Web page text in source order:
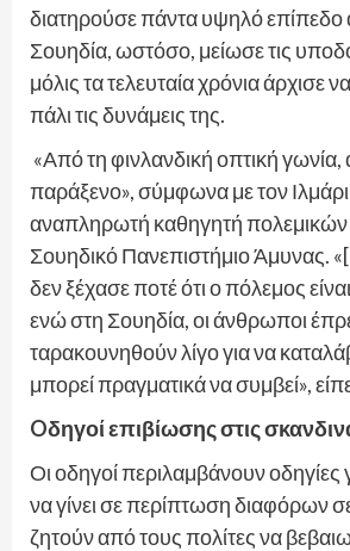
διατηρούσε πάντα υψηλό
Σουηδία, ωστόσο, μείωσε τις
μόλις τα τελευταία χρόνια άρχισε
πάλι τις δυνάμεις της.
«Από τη φινλανδική οπτική γωνία,
παράξενο», σύμφωνα με τον
αναπληρωτή καθηγητή
Σουηδικό Πανεπιστήμιο Άμυνας.
δεν ξέχασε ποτέ ότι ο πόλεμος
ενώ στη Σουηδία, οι άνθρωποι
ταρακουνηθούν λίγο για να
μπορεί πραγματικά να συμβεί»,
Oδηγοί επιβίωσης στις
Οι οδηγοί περιλαμβάνουν οδηγίες
να γίνει σε περίπτωση διαφόρων
ζητούν από τους πολίτες να